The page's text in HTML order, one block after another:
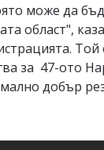
може да
област",
Той
за 47-ото
добър